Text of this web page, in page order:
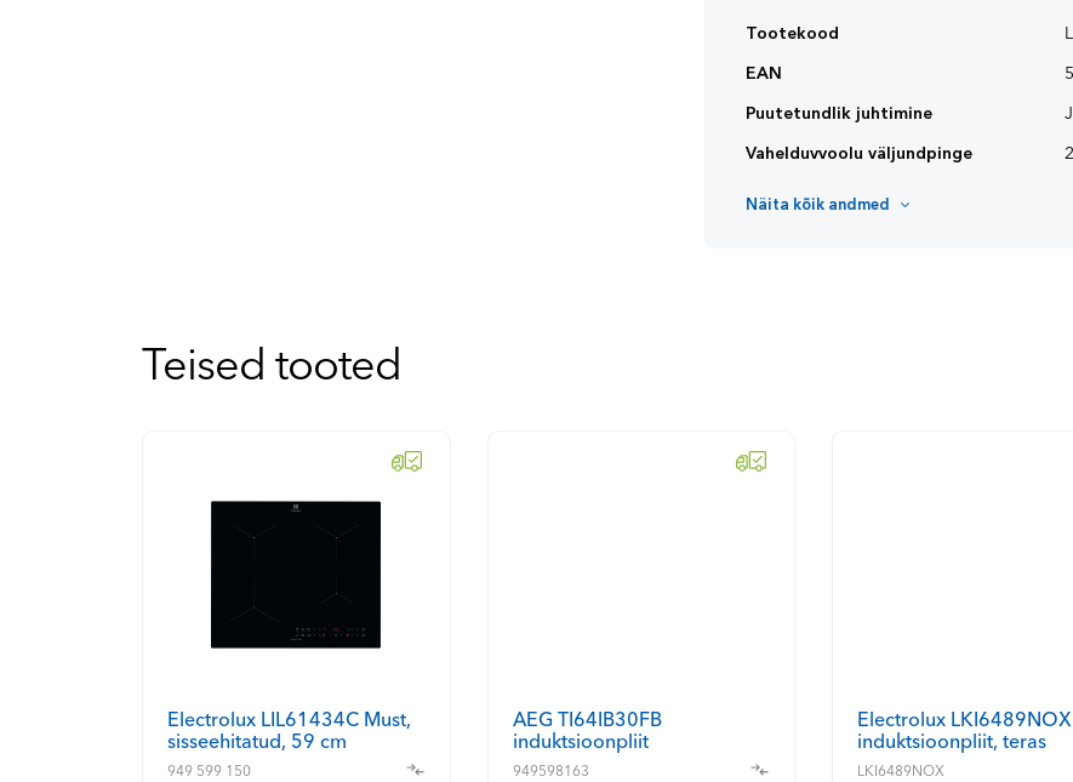
Tootekood
EAN
Puutetundlik juhtimine
Vahelduvvoolu väljundpinge
Näita kõik andmed
Teised tooted
Electrolux LIL61434C Must,
sisseehitatud, 59 cm
Induktsioonikook, 4 zoni
949 599 150
AEG TI64IB30FB
induktsioonpliit
(949598163)
949598163
Electrolux LKI6489NOX
induktsioonpliit, teras
(LKI6489NOX)
LKI6489NOX